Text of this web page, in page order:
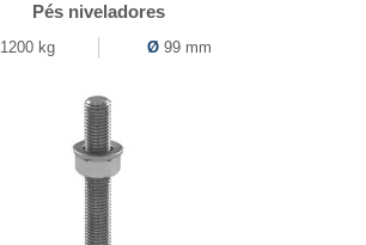
Pés niveladores
1200 kg Ø 99 mm